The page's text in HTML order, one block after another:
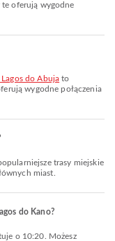
oferują wygodne
Lagos do Abuja to
wygodne połączenia
trasy miejskie
miast.
do Kano?